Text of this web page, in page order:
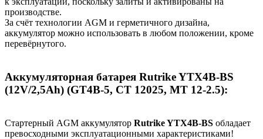
производстве.
За счёт технологии AGM и герметичного дизайна,
аккумулятор можно использовать в любом положении, кроме
перевёрнутого.
Аккумуляторная батарея Rutrike YTX4B-BS
(12V/2,5Ah) (GT4B-5, CT 12025, MT 12-2.5):
Стартерный AGM аккумулятор Rutrike YTX4B-BS обладает
превосходными эксплуатационными характеристиками!